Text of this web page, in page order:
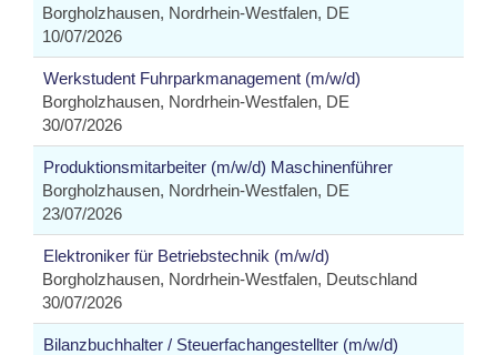
Borgholzhausen, Nordrhein-Westfalen, DE
10/07/2026
Werkstudent Fuhrparkmanagement (m/w/d)
Borgholzhausen, Nordrhein-Westfalen, DE
30/07/2026
Produktionsmitarbeiter (m/w/d) Maschinenführer
Borgholzhausen, Nordrhein-Westfalen, DE
23/07/2026
Elektroniker für Betriebstechnik (m/w/d)
Borgholzhausen, Nordrhein-Westfalen, Deutschland
30/07/2026
Bilanzbuchhalter / Steuerfachangestellter (m/w/d)